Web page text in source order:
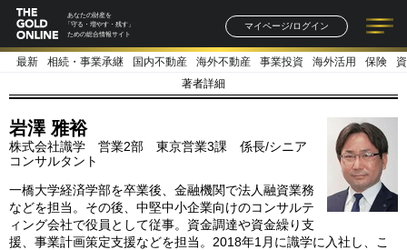
あなたの財産を
「守る・増やす・残す」
ための総合情報サイト
マイページ/ログイン
記事一覧 連載一覧
著者一覧 書籍一覧
最新 相続・事業承継 国内不動産 海外不動産 事業投資 海外活用 保険
著者詳細
岩澤 雅裕
株式会社識学 営業2部 東京営業3課 係長/シニア
コンサルタント
一橋大学経済学部を卒業後、金融機関で法人融資業務
などを担当。その後、中堅中小企業向けのコンサルテ
ィング会社で役員として従事。資金調達や資金繰り支
援、事業計画策定支援などを担当。2018年1月に識学に入社し、こ